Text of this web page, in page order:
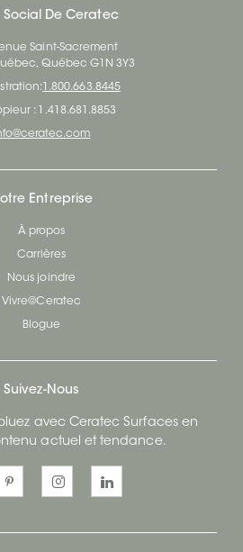
Social De Ceratec
Saint-Sacrement
Québec G1N 3Y3
1.800.663.8445
: 1.418.681.8853
Entreprise
À propos
Carrières
Nous joindre
Vivre@Ceratec
Blogue
Suivez-Nous
avec Ceratec Surfaces en
actuel et tendance.